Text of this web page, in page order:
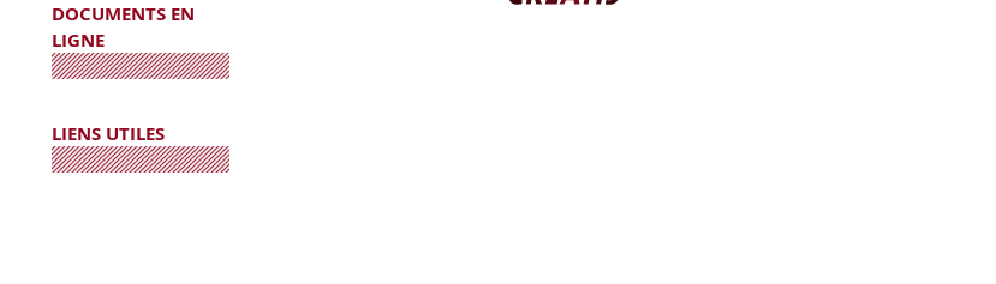
DOCUMENTS EN
LIGNE
LIENS UTILES